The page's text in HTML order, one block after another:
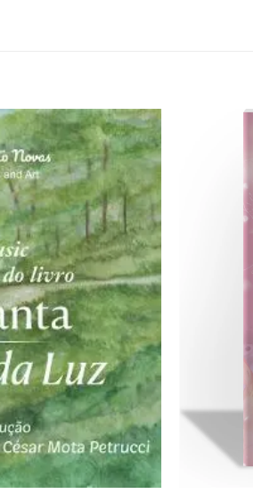
Adicionar
à lista de
desejos